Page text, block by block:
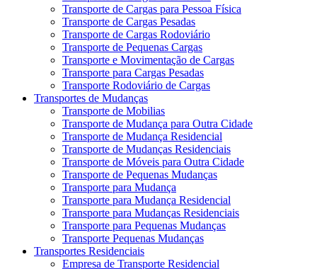
Transporte de Cargas para Pessoa Física
Transporte de Cargas Pesadas
Transporte de Cargas Rodoviário
Transporte de Pequenas Cargas
Transporte e Movimentação de Cargas
Transporte para Cargas Pesadas
Transporte Rodoviário de Cargas
Transportes de Mudanças
Transporte de Mobilias
Transporte de Mudança para Outra Cidade
Transporte de Mudança Residencial
Transporte de Mudanças Residenciais
Transporte de Móveis para Outra Cidade
Transporte de Pequenas Mudanças
Transporte para Mudança
Transporte para Mudança Residencial
Transporte para Mudanças Residenciais
Transporte para Pequenas Mudanças
Transporte Pequenas Mudanças
Transportes Residenciais
Empresa de Transporte Residencial